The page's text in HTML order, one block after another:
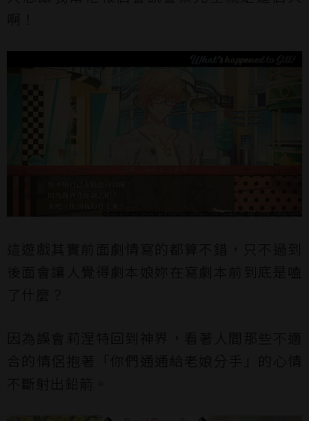
啊！
這遊戲其實前面劇情寫的都算不錯，只不過到
後面會讓人覺得劇本娘妳在寫劇本前到底是嗑
了什麼？
因為誤會莉涅特回到神界，看著人間那些不適
合的情侶抱著「你們通通給老娘分手」的心情
不斷射出鉛箭。